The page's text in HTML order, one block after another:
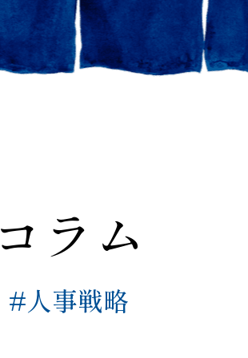
コラム
#人事戦略